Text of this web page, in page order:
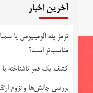
آخرین اخبار
ترمز پله آلومینیومی یا
مناسب‌تر است؟
کشف یک قمر ناشناخته
بررسی چالش‌ها و لزوم